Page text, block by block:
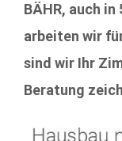
BÄHR, auch
arbeiten wir
sind wir Ihr
Beratung